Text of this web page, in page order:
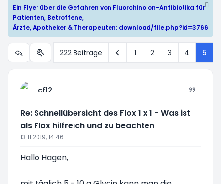
Ein Flyer über die Gefahren von Fluorchinolon-Antibiotika für
Patienten, Betroffene,
Ärzte, Apotheker & Therapeuten: download/file.php?id=3766
Themen-Optionen
222 Beiträge
Vorherige
1 2 3 4 5
cf12
Re: Schnellübersicht des Flox 1 x 1 - Was ist
als Flox hilfreich und zu beachten
13.11.2019, 14:46
Hallo Hagen,